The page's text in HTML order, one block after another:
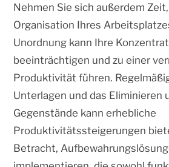
Nehmen Sie sich außerdem
Organisation Ihres
Unordnung kann Ihre
beeinträchtigen und zu einer
Produktivität führen.
Unterlagen und das Eliminieren
Gegenstände kann erhebliche
Produktivitätssteigerungen
Betracht,